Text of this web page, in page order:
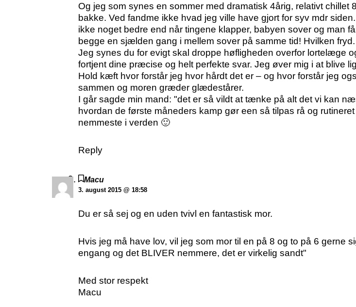
Og jeg som synes en sommer med dramatisk 4årig, relativt chillet
bakke. Ved fandme ikke hvad jeg ville have gjort for syv mdr
ikke noget bedre end når tingene klapper, babyen sover og man
begge en sjælden gang i mellem sover på samme tid! Hvilken fryd.
Jeg synes du for evigt skal droppe høfligheden overfor lortelæge
fortjent dine præcise og helt perfekte svar. Jeg øver mig i at blive
Hold kæft hvor forstår jeg hvor hårdt det er – og hvor forstår jeg
sammen og moren græder glædestårer.
I går sagde min mand: "det er så vildt at tænke på alt det vi kan
hvordan de første måneders kamp gør een så tilpas rå og
nemmeste i verden 🙂
Reply
Macu
3. august 2015 @ 18:58
Du er så sej og en uden tvivl en fantastisk mor.
Hvis jeg må have lov, vil jeg som mor til en på 8 og to på 6 gerne
engang og det BLIVER nemmere, det er virkelig sandt"
Med stor respekt
Macu